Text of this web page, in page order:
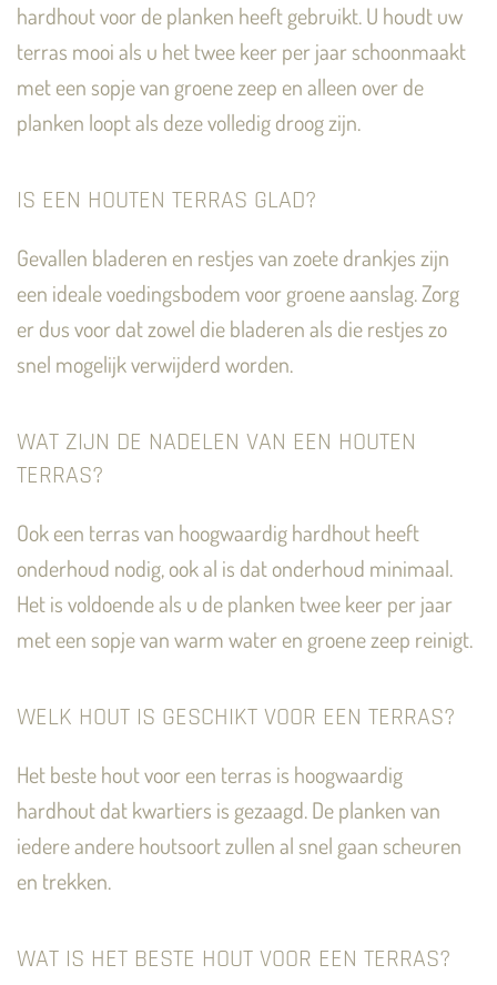
hardhout voor de planken heeft gebruikt. U houdt uw
terras mooi als u het twee keer per jaar schoonmaakt
met een sopje van groene zeep en alleen over de
planken loopt als deze volledig droog zijn.
IS EEN HOUTEN TERRAS GLAD?
Gevallen bladeren en restjes van zoete drankjes zijn
een ideale voedingsbodem voor groene aanslag. Zorg
er dus voor dat zowel die bladeren als die restjes zo
snel mogelijk verwijderd worden.
WAT ZIJN DE NADELEN VAN EEN HOUTEN
TERRAS?
Ook een terras van hoogwaardig hardhout heeft
onderhoud nodig, ook al is dat onderhoud minimaal.
Het is voldoende als u de planken twee keer per jaar
met een sopje van warm water en groene zeep reinigt.
WELK HOUT IS GESCHIKT VOOR EEN TERRAS?
Het beste hout voor een terras is hoogwaardig
hardhout dat kwartiers is gezaagd. De planken van
iedere andere houtsoort zullen al snel gaan scheuren
en trekken.
WAT IS HET BESTE HOUT VOOR EEN TERRAS?